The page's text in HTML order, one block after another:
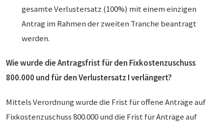
gesamte Verlustersatz (100%) mit einem einzigen
Antrag im Rahmen der zweiten Tranche beantragt
werden.
Wie wurde die Antragsfrist für den Fixkostenzuschuss
800.000 und für den Verlustersatz I verlängert?
Mittels Verordnung wurde die Frist für offene Anträge auf
Fixkostenzuschuss 800.000 und die Frist für Anträge auf